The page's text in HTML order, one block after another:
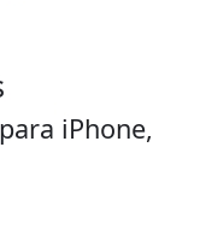
iPhone,